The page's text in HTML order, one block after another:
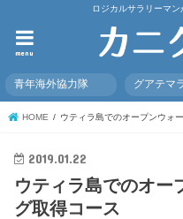
ロジカルサラリーマ
menu
青年海外協力隊 グアテマ
HOME ウティラ島でのオープンウォ
2019.01.22
ウティラ島でのオー
グ取得コース